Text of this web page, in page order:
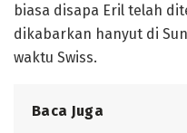
biasa disapa Eril telah
dikabarkan hanyut di
waktu Swiss.
Baca Juga